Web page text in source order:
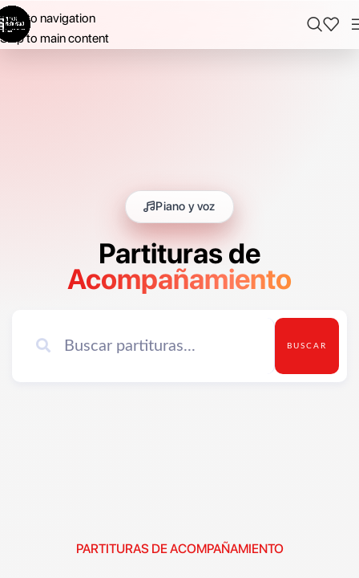
Skip to navigation
Skip to main content
Piano y voz
Partituras de
Acompañamiento
BUSCAR
PARTITURAS DE ACOMPAÑAMIENTO